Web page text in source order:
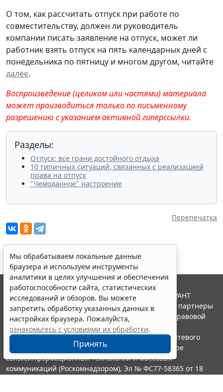
О том, как рассчитать отпуск при работе по
совместительству, должен ли руководитель
компании писать заявление на отпуск, может ли
работник взять отпуск на пять календарных дней с
понедельника по пятницу и многом другом, читайте
далее.
Воспроизведение (целиком или частями) материала
может производиться только по письменному
разрешению с указанием активной гиперссылки.
Разделы:
Отпуск: все грани достойного отдыха
10 типичных ситуаций, связанных с реализацией
права на отпуск
"Чемоданное" настроение
Перепечатка
Мы обрабатываем локальные данные
браузера и используем инструменты
аналитики в целях улучшения и обеспечения
работоспособности сайта, статистических
исследований и обзоров. Вы можете
запретить обработку указанных данных в
настройках браузера. Пожалуйста,
ознакомьтесь с условиями их обработки.
Принять
© ООО "НПП "ГАРАНТ-СЕРВИС", 2026. Система ГАРАНТ
выпускается с 1990 года. Компания "Гарант" и ее партнеры
являются участниками Российской ассоциации правовой
информации ГАРАНТ.
Портал ГАРАНТ.РУ зарегистрирован в качестве сетевого
издания Федеральной службой по надзору в сфере
связи,информационных технологий и массовых
коммуникаций (Роскомнадзором), Эл № ФС77-58365 от 18